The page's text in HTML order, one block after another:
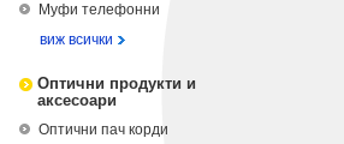
Муфи телефонни
виж всички
Оптични продукти и
аксесоари
Оптични пач корди